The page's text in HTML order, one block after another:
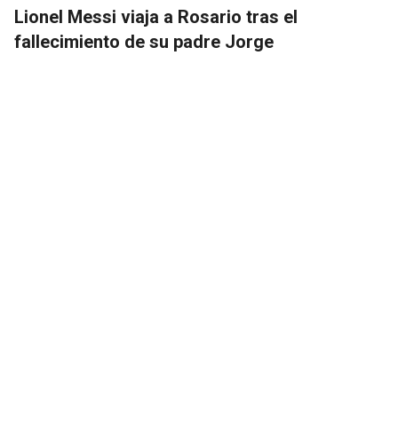
Lionel Messi viaja a Rosario tras el
fallecimiento de su padre Jorge